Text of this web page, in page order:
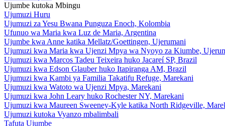
Ujumbe kutoka Mbingu
Ujumuzi Huru
Ujumuzi za Yesu Bwana Punguza Enoch, Kolombia
Ufunuo wa Maria kwa Luz de Maria, Argentina
Ujumbe kwa Anne katika Mellatz/Goettingen, Ujerumani
Ujumuzi kwa Maria kwa Ujenzi Mpya wa Nyoyo za Kiumbe,
Ujumuzi kwa Marcos Tadeu Teixeira huko Jacareí SP, Brazil
Ujumuzi kwa Edson Glauber huko Itapiranga AM, Brazil
Ujumuzi kwa Kambi ya Familia Takatifu Refuge, Marekani
Ujumuzi kwa Watoto wa Ujenzi Mpya, Marekani
Ujumuzi kwa John Leary huko Rochester NY, Marekani
Ujumuzi kwa Maureen Sweeney-Kyle katika North Ridgeville,
Ujumuzi kutoka Vyanzo mbalimbali
Tafuta Ujumbe